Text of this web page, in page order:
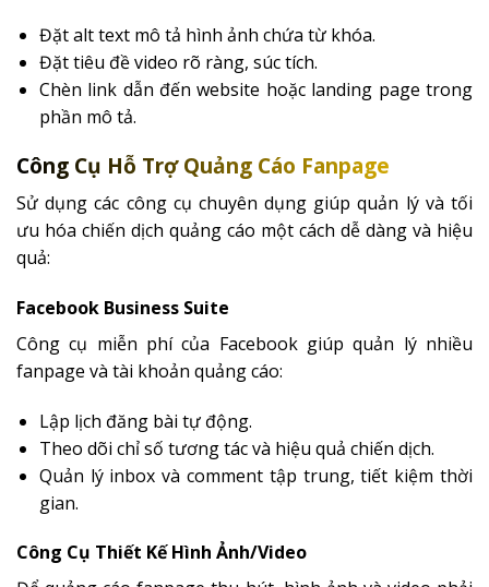
Đặt alt text mô tả hình ảnh chứa từ khóa.
Đặt tiêu đề video rõ ràng, súc tích.
Chèn link dẫn đến website hoặc landing page trong
phần mô tả.
Công Cụ Hỗ Trợ Quảng Cáo Fanpage
Sử dụng các công cụ chuyên dụng giúp quản lý và tối
ưu hóa chiến dịch quảng cáo một cách dễ dàng và hiệu
quả:
Facebook Business Suite
Công cụ miễn phí của Facebook giúp quản lý nhiều
fanpage và tài khoản quảng cáo:
Lập lịch đăng bài tự động.
Theo dõi chỉ số tương tác và hiệu quả chiến dịch.
Quản lý inbox và comment tập trung, tiết kiệm thời
gian.
Công Cụ Thiết Kế Hình Ảnh/Video